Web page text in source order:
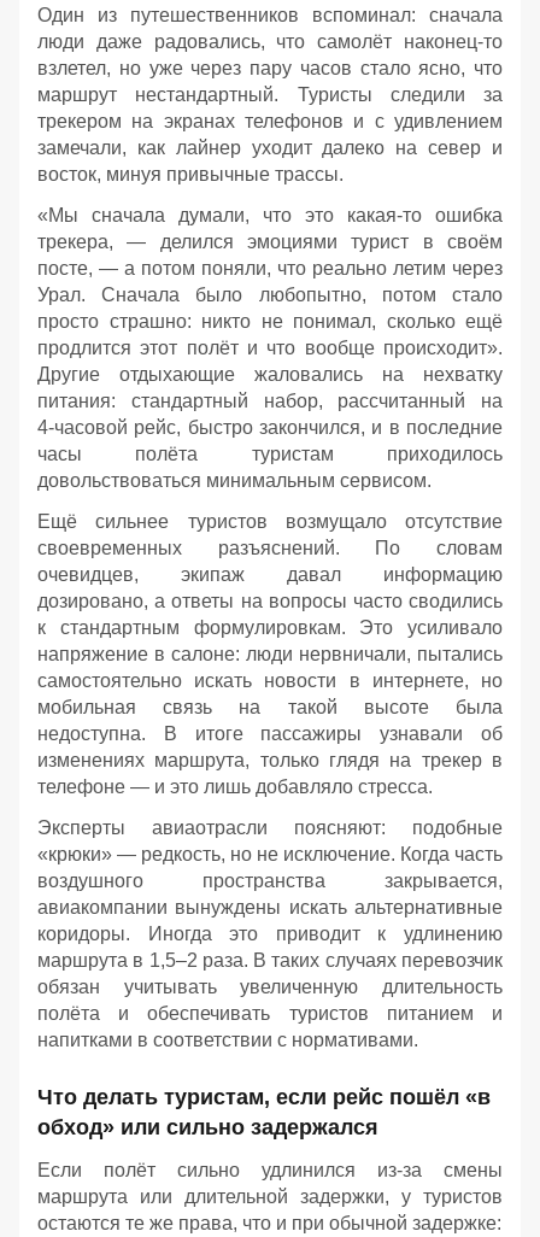
Один из путешественников вспоминал: сначала
люди даже радовались, что самолёт наконец‑то
взлетел, но уже через пару часов стало ясно, что
маршрут нестандартный. Туристы следили за
трекером на экранах телефонов и с удивлением
замечали, как лайнер уходит далеко на север и
восток, минуя привычные трассы.
«Мы сначала думали, что это какая‑то ошибка
трекера, — делился эмоциями турист в своём
посте, — а потом поняли, что реально летим через
Урал. Сначала было любопытно, потом стало
просто страшно: никто не понимал, сколько ещё
продлится этот полёт и что вообще происходит».
Другие отдыхающие жаловались на нехватку
питания: стандартный набор, рассчитанный на
4‑часовой рейс, быстро закончился, и в последние
часы полёта туристам приходилось
довольствоваться минимальным сервисом.
Ещё сильнее туристов возмущало отсутствие
своевременных разъяснений. По словам
очевидцев, экипаж давал информацию
дозировано, а ответы на вопросы часто сводились
к стандартным формулировкам. Это усиливало
напряжение в салоне: люди нервничали, пытались
самостоятельно искать новости в интернете, но
мобильная связь на такой высоте была
недоступна. В итоге пассажиры узнавали об
изменениях маршрута, только глядя на трекер в
телефоне — и это лишь добавляло стресса.
Эксперты авиаотрасли поясняют: подобные
«крюки» — редкость, но не исключение. Когда часть
воздушного пространства закрывается,
авиакомпании вынуждены искать альтернативные
коридоры. Иногда это приводит к удлинению
маршрута в 1,5–2 раза. В таких случаях перевозчик
обязан учитывать увеличенную длительность
полёта и обеспечивать туристов питанием и
напитками в соответствии с нормативами.
Что делать туристам, если рейс пошёл «в
обход» или сильно задержался
Если полёт сильно удлинился из‑за смены
маршрута или длительной задержки, у туристов
остаются те же права, что и при обычной задержке: